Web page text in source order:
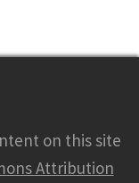
on this site
Attribution